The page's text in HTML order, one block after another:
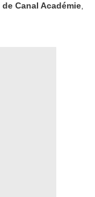
de Canal Académie,